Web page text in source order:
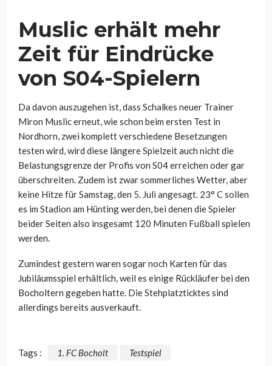
Muslic erhält mehr
Zeit für Eindrücke
von S04-Spielern
Da davon auszugehen ist, dass Schalkes neuer Trainer
Miron Muslic erneut, wie schon beim ersten Test in
Nordhorn, zwei komplett verschiedene Besetzungen
testen wird, wird diese längere Spielzeit auch nicht die
Belastungsgrenze der Profis von S04 erreichen oder gar
überschreiten. Zudem ist zwar sommerliches Wetter, aber
keine Hitze für Samstag, den 5. Juli angesagt. 23° C sollen
es im Stadion am Hünting werden, bei denen die Spieler
beider Seiten also insgesamt 120 Minuten Fußball spielen
werden.
Zumindest gestern waren sogar noch Karten für das
Jubiläumsspiel erhältlich, weil es einige Rückläufer bei den
Bocholtern gegeben hatte. Die Stehplatzticktes sind
allerdings bereits ausverkauft.
Tags : 1. FC Bocholt Testspiel